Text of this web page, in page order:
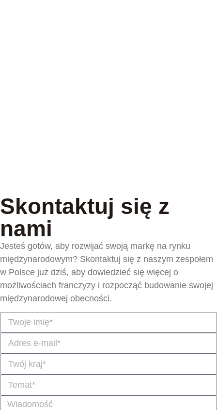
Skontaktuj się z
nami
Jesteś gotów, aby rozwijać swoją markę na rynku
międzynarodowym? Skontaktuj się z naszym zespołem
w Polsce już dziś, aby dowiedzieć się więcej o
możliwościach franczyzy i rozpocząć budowanie swojej
międzynarodowej obecności.